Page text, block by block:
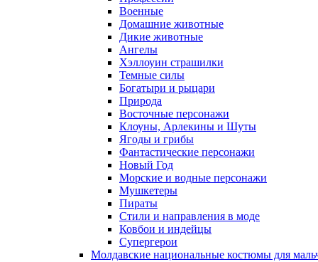
Военные
Домашние животные
Дикие животные
Ангелы
Хэллоуин страшилки
Темные силы
Богатыри и рыцари
Природа
Восточные персонажи
Клоуны, Арлекины и Шуты
Ягоды и грибы
Фантастические персонажи
Новый Год
Морские и водные персонажи
Мушкетеры
Пираты
Стили и направления в моде
Ковбои и индейцы
Супергерои
Молдавские национальные костюмы для